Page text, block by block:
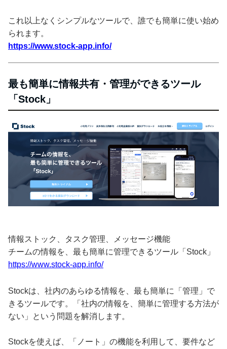
これ以上なくシンプルなツールで、誰でも簡単に使い始め
られます。
https://www.stock-app.info/
最も簡単に情報共有・管理ができるツール
「Stock」
情報ストック、タスク管理、メッセージ機能
チームの情報を、最も簡単に管理できるツール「Stock」
https://www.stock-app.info/
Stockは、社内のあらゆる情報を、最も簡単に「管理」で
きるツールです。「社内の情報を、簡単に管理する方法が
ない」という問題を解消します。
Stockを使えば、「ノート」の機能を利用して、要件など